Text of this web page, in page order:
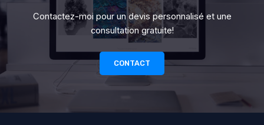
Contactez-moi pour un devis personnalisé et une
consultation gratuite!
CONTACT